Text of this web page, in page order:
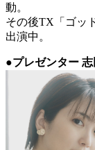
動。
その後TX「ゴッ
出演中。
●プレゼンター